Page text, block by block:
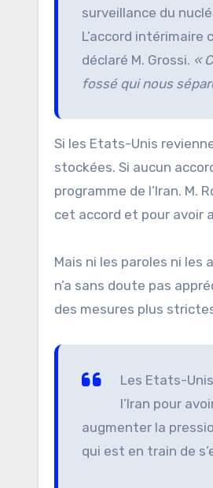
surveillance du
L’accord
déclaré M. Grossi. «
fossé qui nous
Si les Etats-Unis
stockées. Si aucun
programme de l’Iran. M.
cet accord et pour avoir
Mais ni les paroles ni les
n’a sans doute pas
des mesures plus
Les Etats-
l’Iran pour
augmenter la
qui est en train de